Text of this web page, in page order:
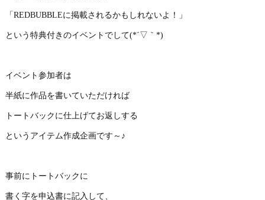
「REDBUBBLEに掲載されるかもしれないよ！」
という特典付きのイベントでして(*´▽｀*)
イベント参加者は
半紙に作品を書いていただければ
トートバックに仕上げてお返しする
というアイテム作成企画です～♪
事前にトートバックに
書く字を申込書に記入して、